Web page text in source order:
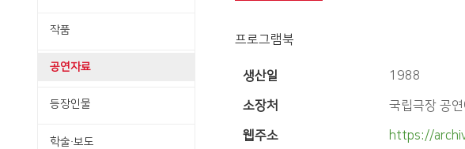
작품
공연자료
등장인물
학술·보도
프로그램북
생산일 1988
소장처 국립극장 공
웹주소 https://